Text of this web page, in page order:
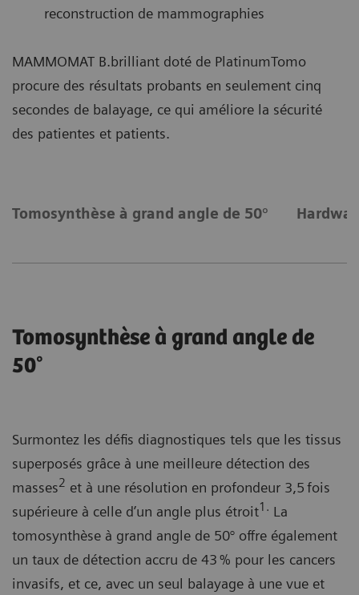
reconstruction de mammographies
MAMMOMAT B.brilliant doté de PlatinumTomo
procure des résultats probants en seulement cinq
secondes de balayage, ce qui améliore la sécurité
des patientes et patients.
Tomosynthèse à grand angle de 50°
Tomosynthèse à grand angle de
50°
Surmontez les défis diagnostiques tels que les tissus
superposés grâce à une meilleure détection des
masses2 et à une résolution en profondeur 3,5 fois
supérieure à celle d’un angle plus étroit1. La
tomosynthèse à grand angle de 50° offre également
un taux de détection accru de 43 % pour les cancers
invasifs, et ce, avec un seul balayage à une vue et